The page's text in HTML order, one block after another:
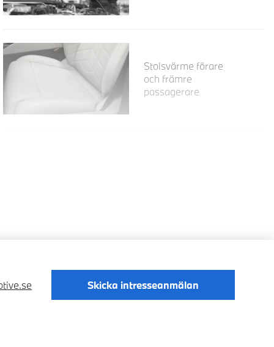
Stolsvärme förare
och främre
passagerare
Skicka intresseanmälan